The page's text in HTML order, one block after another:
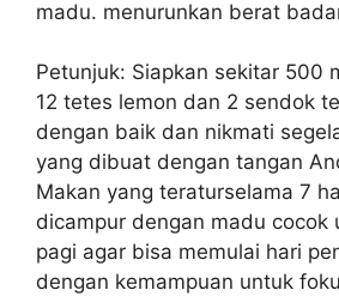
madu. menurunkan berat
Petunjuk: Siapkan sekitar 500
12 tetes lemon dan 2 sendok
dengan baik dan nikmati
yang dibuat dengan tangan
Makan yang teraturselama 7
dicampur dengan madu cocok
pagi agar bisa memulai hari
dengan kemampuan untuk